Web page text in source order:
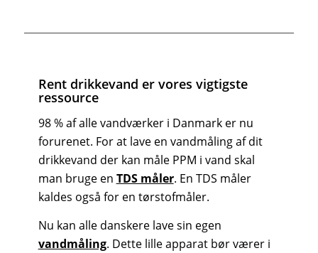
Rent drikkevand er vores vigtigste
ressource
98 % af alle vandværker i Danmark er nu
forurenet. For at lave en vandmåling af dit
drikkevand der kan måle PPM i vand skal
man bruge en TDS måler. En TDS måler
kaldes også for en tørstofmåler.
Nu kan alle danskere lave sin egen
vandmåling. Dette lille apparat bør værer i